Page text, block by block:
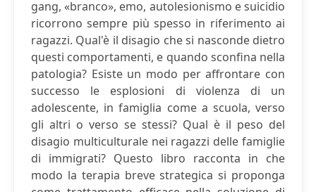
gang, «branco», emo, autolesionismo e suicidio
ricorrono sempre più spesso in riferimento ai
ragazzi. Qual'è il disagio che si nasconde dietro
questi comportamenti, e quando sconfina nella
patologia? Esiste un modo per affrontare con
successo le esplosioni di violenza di un
adolescente, in famiglia come a scuola, verso
gli altri o verso se stessi? Qual è il peso del
disagio multiculturale nei ragazzi delle famiglie
di immigrati? Questo libro racconta in che
modo la terapia breve strategica si proponga